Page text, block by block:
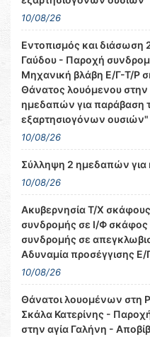
10/08/26
Εντοπισμός και διάσωση
Γαύδου - Παροχή
Μηχανική βλάβη Ε/Γ-Τ/Ρ
Θάνατος λουόμενου στην
ημεδαπών για παράβαση
εξαρτησιογόνων
10/08/26
Σύλληψη 2 ημεδαπών για
10/08/26
Ακυβερνησία Τ/Χ
συνδρομής σε Ι/Φ
συνδρομής σε
Αδυναμία προσέγγισης
10/08/26
Θάνατοι λουομένων στη
Σκάλα Κατερίνης -
στην αγία Γαλήνη -